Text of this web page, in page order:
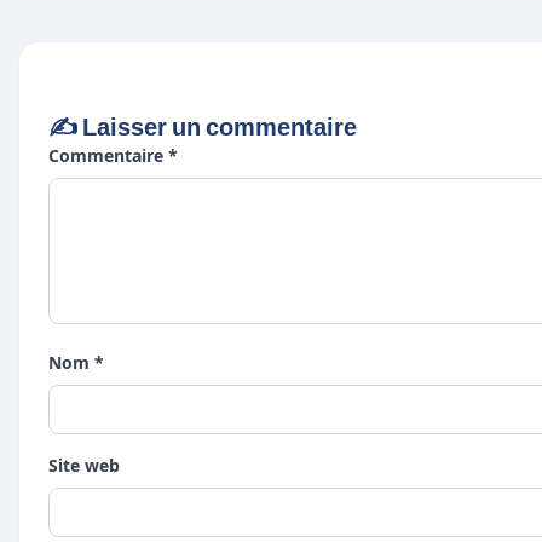
✍️ Laisser un commentaire
Commentaire *
Nom *
Site web